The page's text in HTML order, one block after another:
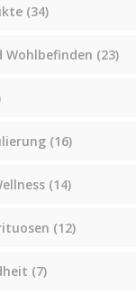
(34)
Wohlbefinden (23)
(16)
(14)
(12)
(7)